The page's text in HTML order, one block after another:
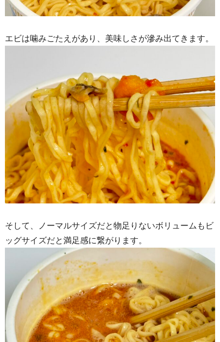
エビは噛みごたえがあり、美味しさが滲み出てきます。
そして、ノーマルサイズだと物足りないボリュームもビ
ッグサイズだと満足感に繋がります。